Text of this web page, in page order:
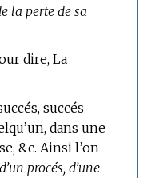
la perte de sa
dire, La
succés
dans une
&c. Ainsi l’on
procés, d’une